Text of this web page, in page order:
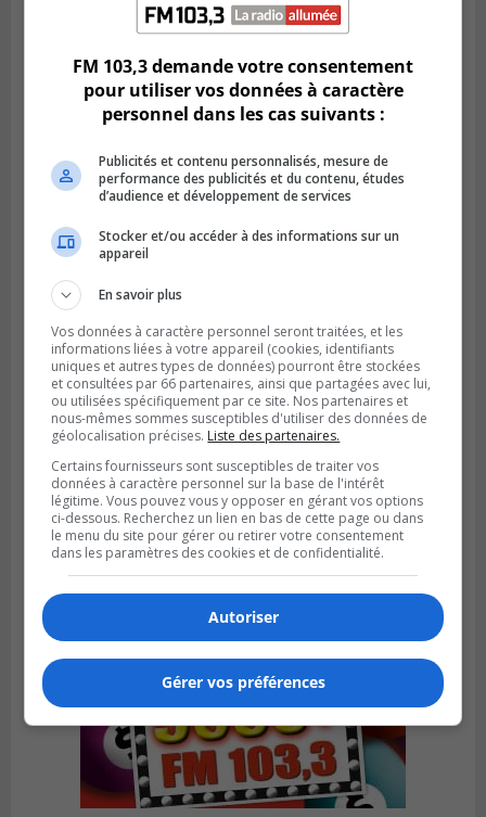
LONGUEUIL
Publié le 6 août 2026 à 11h58
Des jeunes ciblent la Montérégie pour
Publié le 6 août 2026 à 05h39
La grenade du camping du lac Cristal était
inoffensive
FM 103,3 demande votre consentement
pour utiliser vos données à caractère
personnel dans les cas suivants :
Publicités et contenu personnalisés, mesure de
performance des publicités et du contenu, études
d’audience et développement de services
Stocker et/ou accéder à des informations sur un
appareil
En savoir plus
Vos données à caractère personnel seront traitées, et les
informations liées à votre appareil (cookies, identifiants
uniques et autres types de données) pourront être stockées
et consultées par 66 partenaires, ainsi que partagées avec lui,
ou utilisées spécifiquement par ce site. Nos partenaires et
nous-mêmes sommes susceptibles d'utiliser des données de
géolocalisation précises. Liste des partenaires.
Certains fournisseurs sont susceptibles de traiter vos
données à caractère personnel sur la base de l'intérêt
légitime. Vous pouvez vous y opposer en gérant vos options
ci-dessous. Recherchez un lien en bas de cette page ou dans
le menu du site pour gérer ou retirer votre consentement
dans les paramètres des cookies et de confidentialité.
Autoriser
Gérer vos préférences